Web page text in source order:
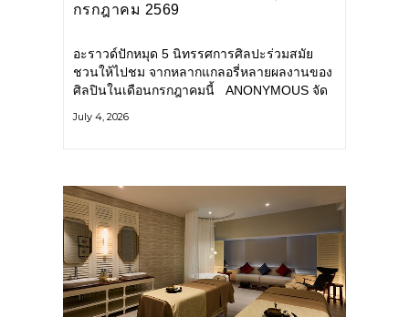
กรกฎาคม 2569
อะราวด์ปักหมุด 5 นิทรรศการศิลปะร่วมสมัย
ชวนให้ไปชม จากหลากแกลอรี่หลายผลงานของ
ศิลปินในเดือนกรกฎาคมนี้ ANONYMOUS จัด
กลุ่ม Anonymous โดยมี นิ่ม
July 4, 2026